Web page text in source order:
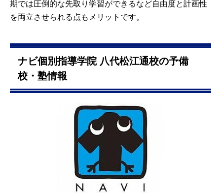
期では圧倒的な先取り学習ができるなど自由度と計画性
を両立させられる点もメリットです。
ナビ個別指導学院 八代松江通校の予備
校・塾情報